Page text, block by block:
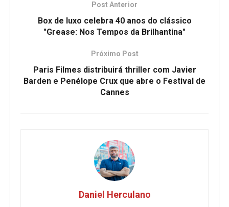
Post Anterior
Box de luxo celebra 40 anos do clássico
"Grease: Nos Tempos da Brilhantina"
Próximo Post
Paris Filmes distribuirá thriller com Javier
Barden e Penélope Crux que abre o Festival de
Cannes
Daniel Herculano